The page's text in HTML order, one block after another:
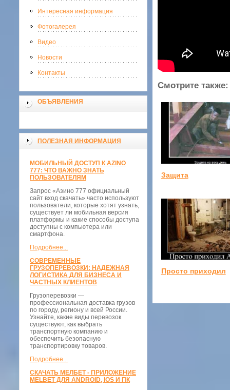
Интересная информация
Фотогалерея
Видео
Новости
Контакты
ОБЪЯВЛЕНИЯ
ПОЛЕЗНАЯ ИНФОРМАЦИЯ
МОБИЛЬНЫЙ ДОСТУП К AZINO
777: ЧТО ВАЖНО ЗНАТЬ
ПОЛЬЗОВАТЕЛЯМ
Запрос «Азино 777 официальный
сайт вход скачать» часто используют
пользователи, которые хотят узнать,
существует ли мобильная версия
платформы и какие способы доступа
доступны с компьютера или
смартфона.
Подробнее...
СОВРЕМЕННЫЕ
ГРУЗОПЕРЕВОЗКИ: НАДЕЖНАЯ
ЛОГИСТИКА ДЛЯ БИЗНЕСА И
ЧАСТНЫХ КЛИЕНТОВ
Грузоперевозки —
профессиональная доставка грузов
по городу, региону и всей России.
Узнайте, какие виды перевозок
существуют, как выбрать
транспортную компанию и
обеспечить безопасную
транспортировку товаров.
Подробнее...
СКАЧАТЬ МЕЛБЕТ - ПРИЛОЖЕНИЕ
MELBET ДЛЯ ANDROID, IOS И ПК
Смотрите также:
Защита
Просто приходил